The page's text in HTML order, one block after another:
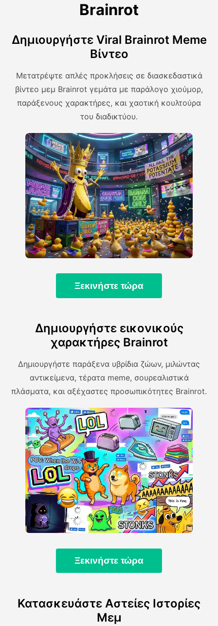
Brainrot
Δημιουργήστε Viral Brainrot Meme
Βίντεο
Μετατρέψτε απλές προκλήσεις σε διασκεδαστικά
βίντεο μεμ Brainrot γεμάτα με παράλογο χιούμορ,
παράξενους χαρακτήρες, και χαοτική κουλτούρα
του διαδικτύου.
Ξεκινήστε τώρα
Δημιουργήστε εικονικούς
χαρακτήρες Brainrot
Δημιουργήστε παράξενα υβρίδια ζώων, μιλώντας
αντικείμενα, τέρατα meme, σουρεαλιστικά
πλάσματα, και αξέχαστες προσωπικότητες Brainrot.
Ξεκινήστε τώρα
Κατασκευάστε Αστείες Ιστορίες
Μεμ